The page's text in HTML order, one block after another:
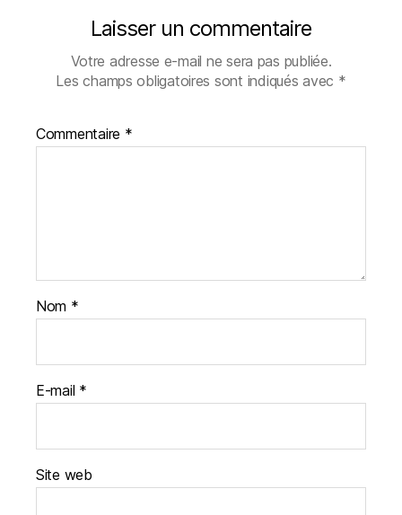
Laisser un commentaire
Votre adresse e-mail ne sera pas publiée.
Les champs obligatoires sont indiqués avec *
Commentaire *
Nom *
E-mail *
Site web